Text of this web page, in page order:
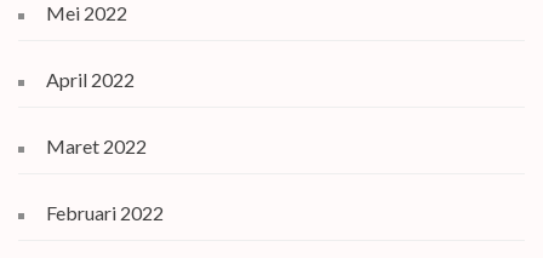
Mei 2022
April 2022
Maret 2022
Februari 2022